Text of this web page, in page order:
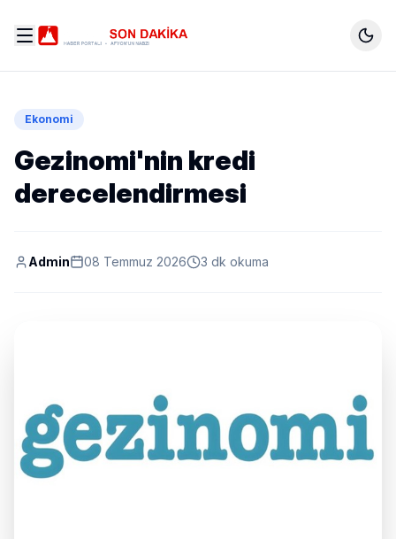
Ekonomi
Gezinomi'nin kredi
derecelendirmesi
Admin 08 Temmuz 2026 3 dk okuma